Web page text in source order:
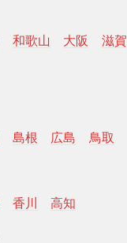
和歌山 大阪 滋賀
島根 広島 鳥取
香川 高知